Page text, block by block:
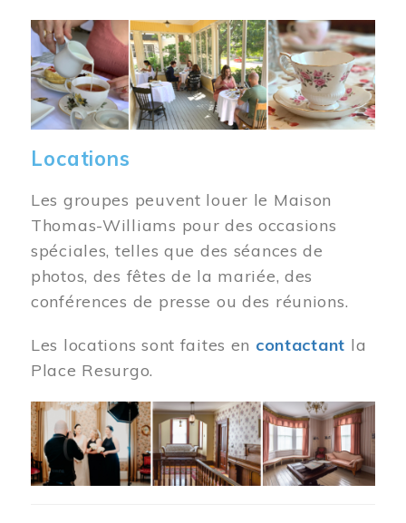
Image
Locations
Les groupes peuvent louer le Maison
Thomas-Williams pour des occasions
spéciales, telles que des séances de
photos, des fêtes de la mariée, des
conférences de presse ou des réunions.
Les locations sont faites en contactant la
Place Resurgo.
Image